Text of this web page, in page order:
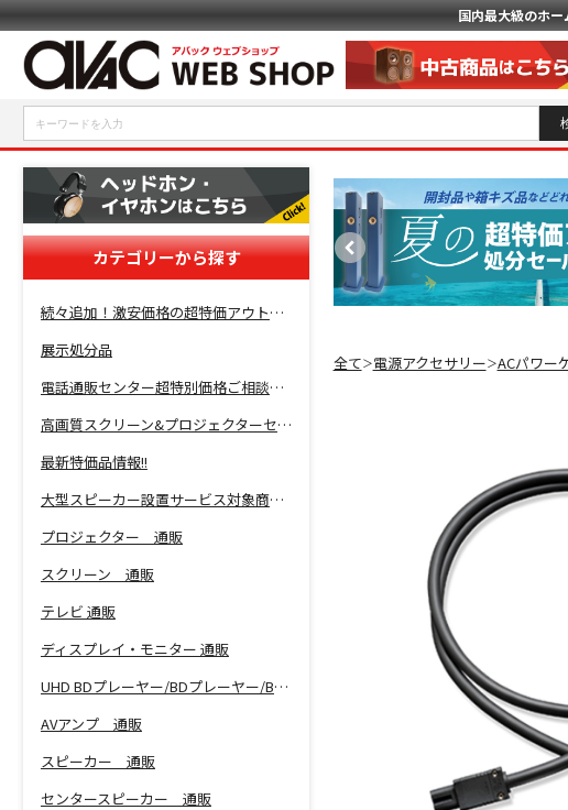
国内最大級のホ
カテゴリーから探す
続々追加！激安価格の超特価アウトレットセール開催！
展示処分品
電話通販センター超特別価格ご相談コーナー！
高画質スクリーン&プロジェクターセット超特価！
最新特価品情報!!
大型スピーカー設置サービス対象商品！
プロジェクター 通販
スクリーン 通販
テレビ 通販
ディスプレイ・モニター 通販
UHD BDプレーヤー/BDプレーヤー/BDレコーダー 通販
AVアンプ 通販
スピーカー 通販
センタースピーカー 通販
全て＞電源アクセサリー＞ACパワー